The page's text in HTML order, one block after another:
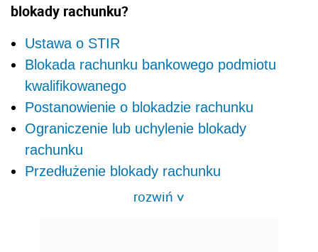
blokady rachunku?
Ustawa o STIR
Blokada rachunku bankowego podmiotu
kwalifikowanego
Postanowienie o blokadzie rachunku
Ograniczenie lub uchylenie blokady
rachunku
Przedłużenie blokady rachunku
rozwiń>